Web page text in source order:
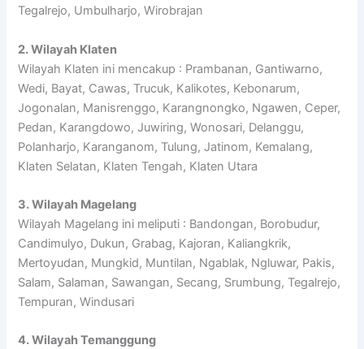
Tegalrejo, Umbulharjo, Wirobrajan
2. Wilayah Klaten
Wilayah Klaten ini mencakup : Prambanan, Gantiwarno,
Wedi, Bayat, Cawas, Trucuk, Kalikotes, Kebonarum,
Jogonalan, Manisrenggo, Karangnongko, Ngawen, Ceper,
Pedan, Karangdowo, Juwiring, Wonosari, Delanggu,
Polanharjo, Karanganom, Tulung, Jatinom, Kemalang,
Klaten Selatan, Klaten Tengah, Klaten Utara
3. Wilayah Magelang
Wilayah Magelang ini meliputi : Bandongan, Borobudur,
Candimulyo, Dukun, Grabag, Kajoran, Kaliangkrik,
Mertoyudan, Mungkid, Muntilan, Ngablak, Ngluwar, Pakis,
Salam, Salaman, Sawangan, Secang, Srumbung, Tegalrejo,
Tempuran, Windusari
4. Wilayah Temanggung